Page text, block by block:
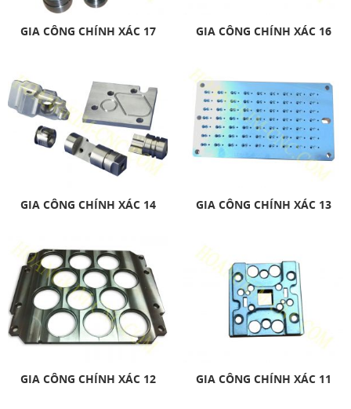
GIA CÔNG CHÍNH XÁC 17 GIA CÔNG CHÍNH XÁC 16
GIA CÔNG CHÍNH XÁC 14 GIA CÔNG CHÍNH XÁC 13
GIA CÔNG CHÍNH XÁC 12 GIA CÔNG CHÍNH XÁC 11